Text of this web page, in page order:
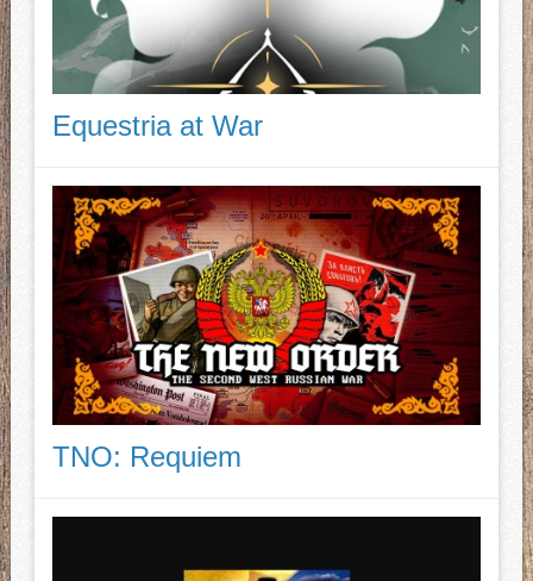
Equestria at War
TNO: Requiem